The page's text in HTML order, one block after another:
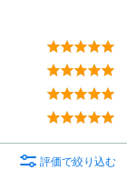
評価で絞り込む